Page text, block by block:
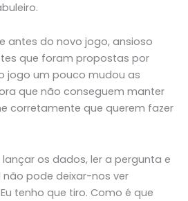
antes do novo jogo, ansioso
que foram propostas por
jogo um pouco mudou as
que não conseguem manter
corretamente que querem fazer
os dados, ler a pergunta e
pode deixar-nos ver
tenho que tiro. Como é que